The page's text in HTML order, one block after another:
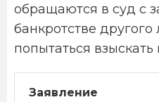
обращаются в суд с
банкротстве другого
попытаться
Заявление